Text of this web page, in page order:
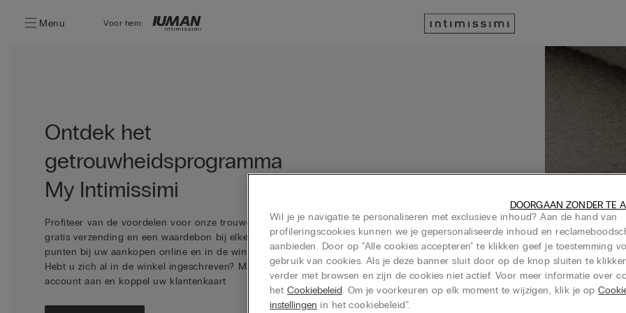
Menu Voor hem:
Ontdek het
getrouwheidsprogramma
My Intimissimi
Profiteer van de voordelen voor onze trouwe klanten:
gratis verzending en een waardebon bij elke 200
punten bij uw aankopen online en in de winkels
Hebt u zich al in de winkel ingeschreven? Maak een
account aan en koppel uw klantenkaart
Wil je je navigatie te personaliseren met exclusieve inhoud? Aan de hand van
profileringscookies kunnen we je gepersonaliseerde inhoud en
aanbieden. Door op "Alle cookies accepteren" te klikken geef je toestemming
gebruik van cookies. Als je deze banner sluit door op de knop sluiten te
verder met browsen en zijn de cookies niet actief. Voor meer informatie over
het Cookiebeleid. Om je voorkeuren op elk moment te wijzigen, klik je op
instellingen in het cookiebeleid".
DOORGAAN ZONDER TE